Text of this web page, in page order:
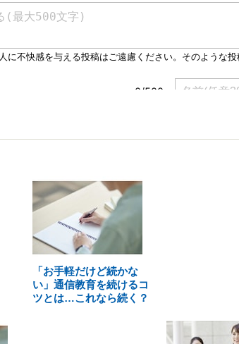
「お手軽だけど続かな
い」通信教育を続けるコ
ツとは…これなら続く？